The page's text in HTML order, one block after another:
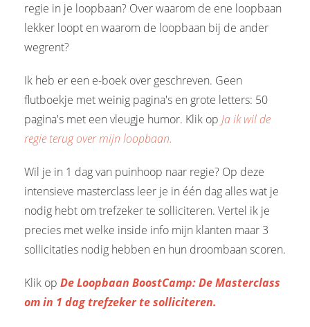
regie in je loopbaan? Over waarom de ene loopbaan
lekker loopt en waarom de loopbaan bij de ander
wegrent?
Ik heb er een e-boek over geschreven. Geen
flutboekje met weinig pagina's en grote letters: 50
pagina's met een vleugje humor. Klik op Ja ik wil de
regie terug over mijn loopbaan.
Wil je in 1 dag van puinhoop naar regie? Op deze
intensieve masterclass leer je in één dag alles wat je
nodig hebt om trefzeker te solliciteren. Vertel ik je
precies met welke inside info mijn klanten maar 3
sollicitaties nodig hebben en hun droombaan scoren.
Klik op De Loopbaan BoostCamp: De Masterclass
om in 1 dag trefzeker te solliciteren.